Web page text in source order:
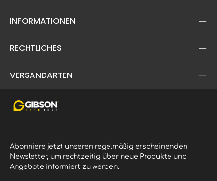
INFORMATIONEN
RECHTLICHES
VERSANDARTEN
Abonniere jetzt unseren regelmäßig erscheinenden
Newsletter, um rechtzeitig über neue Produkte und
Angebote informiert zu werden.